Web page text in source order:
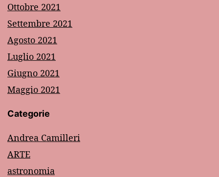
Ottobre 2021
Settembre 2021
Agosto 2021
Luglio 2021
Giugno 2021
Maggio 2021
Categorie
Andrea Camilleri
ARTE
astronomia